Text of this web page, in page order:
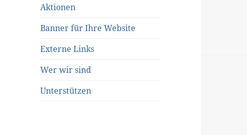
Aktionen
Banner für Ihre Website
Externe Links
Wer wir sind
Unterstützen